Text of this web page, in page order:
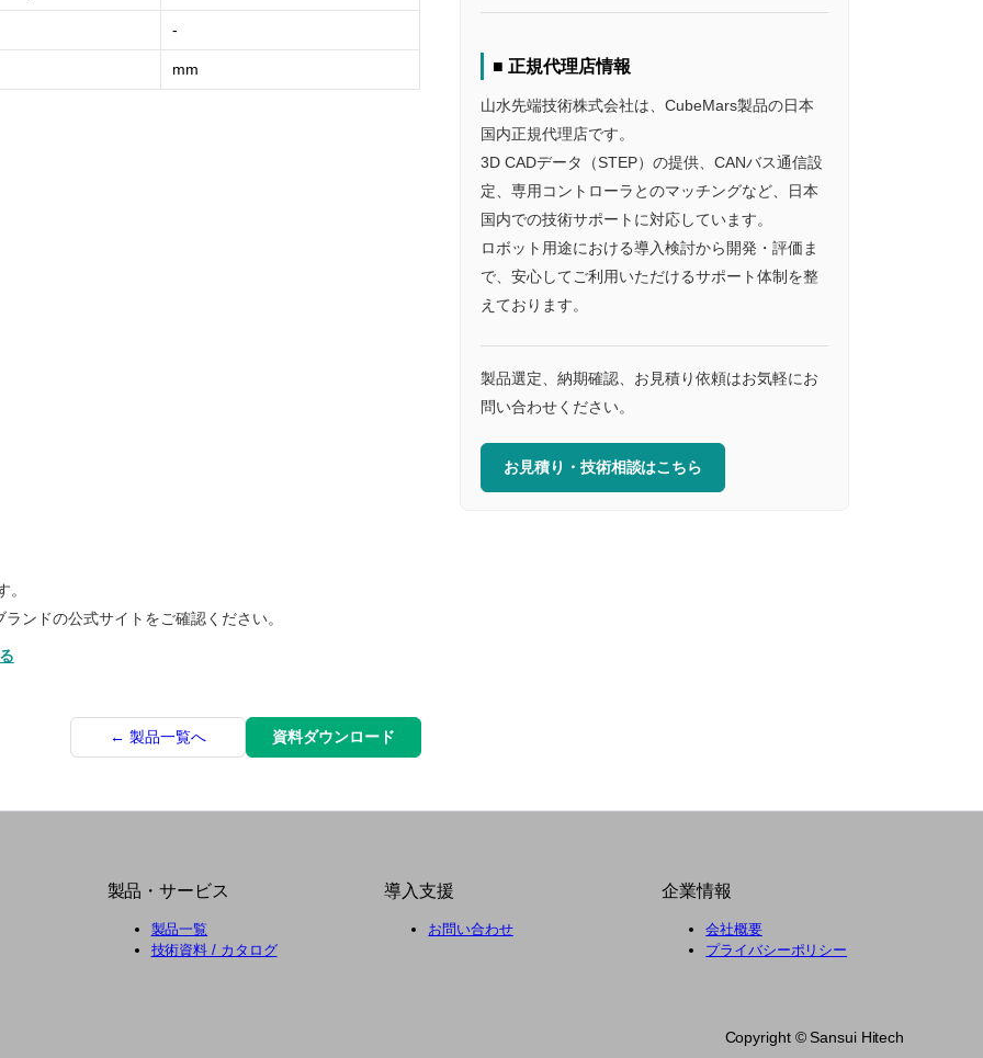
-
mm ■ 正規代理店情報
山水先端技術株式会社は、CubeMars製品の日本
国内正規代理店です。
3D CADデータ（STEP）の提供、CANバス通信設
定、専用コントローラとのマッチングなど、日本
国内での技術サポートに対応しています。
ロボット用途における導入検討から開発・評価ま
で、安心してご利用いただけるサポート体制を整
えております。
製品選定、納期確認、お見積り依頼はお気軽にお
問い合わせください。
お見積り・技術相談はこちら
ンドの公式サイトをご確認ください。
← 製品一覧へ 資料ダウンロード
製品・サービス
製品一覧
技術資料 / カタログ
導入支援
お問い合わせ
企業情報
会社概要
プライバシーポリシー
Copyright ©︎ Sansui Hitech